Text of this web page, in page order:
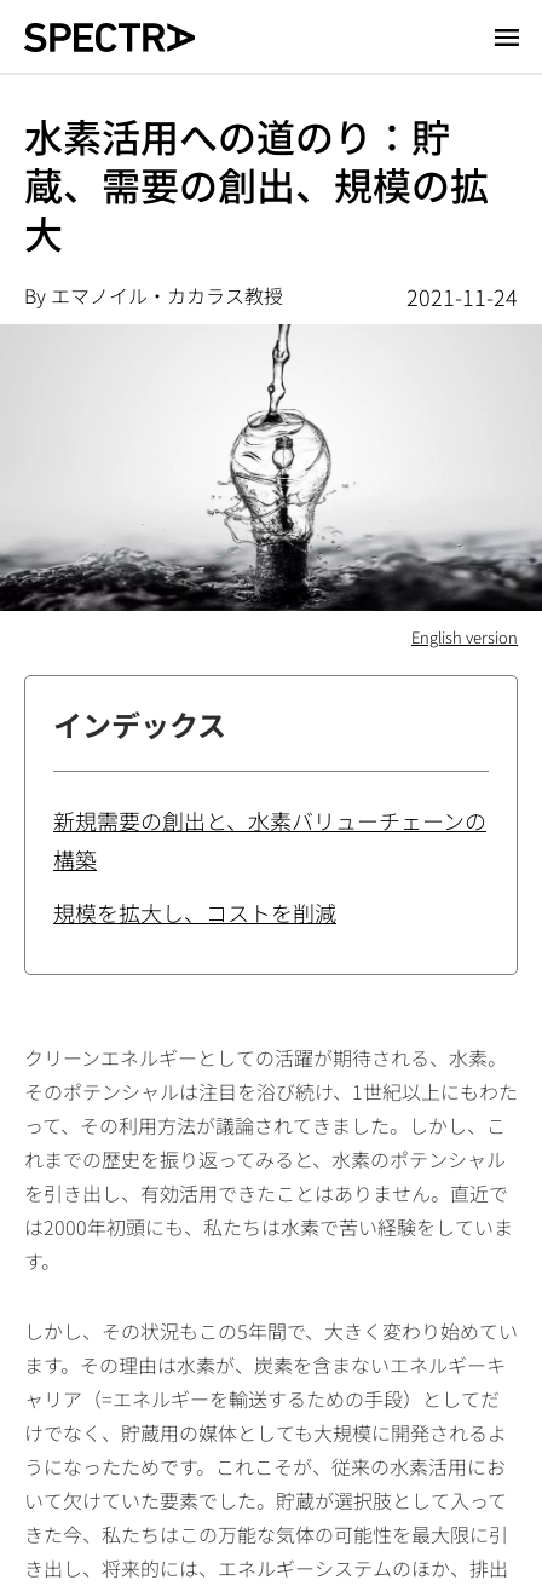
水素活用への道のり：貯
蔵、需要の創出、規模の拡
大
By エマノイル・カカラス教授 2021-11-24
English version
インデックス
新規需要の創出と、水素バリューチェーンの
構築
規模を拡大し、コストを削減
クリーンエネルギーとしての活躍が期待される、水素。
そのポテンシャルは注目を浴び続け、1世紀以上にもわた
って、その利用方法が議論されてきました。しかし、こ
れまでの歴史を振り返ってみると、水素のポテンシャル
を引き出し、有効活用できたことはありません。直近で
は2000年初頭にも、私たちは水素で苦い経験をしていま
す。
しかし、その状況もこの5年間で、大きく変わり始めてい
ます。その理由は水素が、炭素を含まないエネルギーキ
ャリア（=エネルギーを輸送するための手段）としてだ
けでなく、貯蔵用の媒体としても大規模に開発されるよ
うになったためです。これこそが、従来の水素活用にお
いて欠けていた要素でした。貯蔵が選択肢として入って
きた今、私たちはこの万能な気体の可能性を最大限に引
き出し、将来的には、エネルギーシステムのほか、排出